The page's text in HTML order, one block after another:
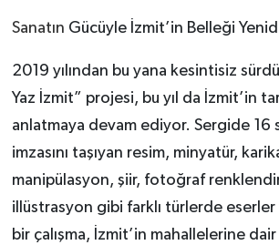
Sanatın Gücüyle İzmit’in Belleği
2019 yılından bu yana kesintisiz
Yaz İzmit” projesi, bu yıl da İzmit’in
anlatmaya devam ediyor. Sergide 16
imzasını taşıyan resim, minyatür,
manipülasyon, şiir, fotoğraf
illüstrasyon gibi farklı türlerde eserler
bir çalışma, İzmit’in mahallelerine